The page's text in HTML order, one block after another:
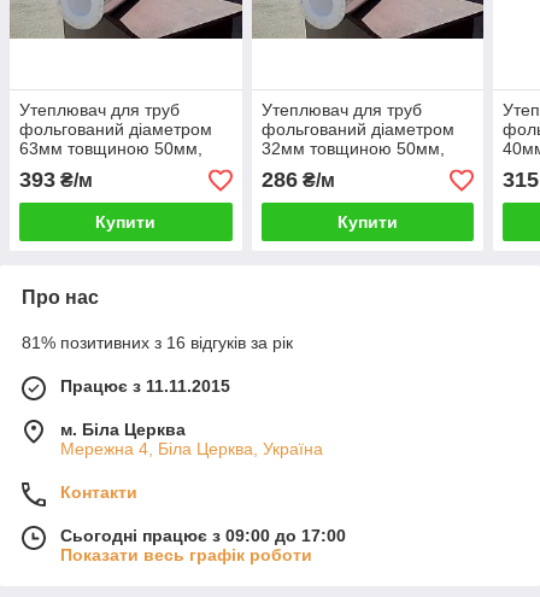
Утеплювач для труб
фольгований діаметром
63мм товщиною 50мм,
Шкаралупа СКПФ635035
пінопласт ПСБ-С-35
393 ₴/м
Купити
Утеплювач для труб
фольгований діаметром
32мм товщиною 50мм,
Шкаралупа СКПФ325035
пінопласт ПСБ-С-35
286₴/м
Купити
315
Про нас
81% позитивних з 16 відгуків за рік
Працює з 11.11.2015
м. Біла Церква
Мережна 4, Біла Церква, Україна
Контакти
Сьогодні працює з 09:00 до 17:00
Показати весь графік роботи